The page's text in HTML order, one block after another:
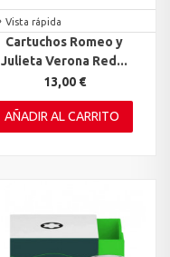
Vista rápida
Cartuchos Romeo y
Julieta Verona Red...
13,00 €
AÑADIR AL CARRITO